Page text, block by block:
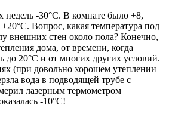
недель -30°С. В комнате было +8,
Вопрос, какая температура под
внешних стен около пола? Конечно,
дома, от времени, когда
до 20°С и от многих других условий.
(при довольно хорошем утеплении
вода в подводящей трубе с
лазерным термометром
-10°С!